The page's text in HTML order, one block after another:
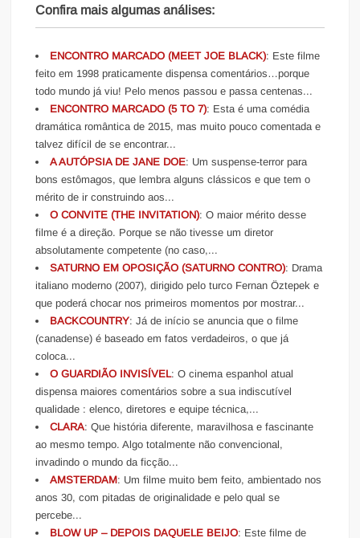
Confira mais algumas análises:
ENCONTRO MARCADO (MEET JOE BLACK): Este filme
feito em 1998 praticamente dispensa comentários…porque
todo mundo já viu! Pelo menos passou e passa centenas...
ENCONTRO MARCADO (5 TO 7): Esta é uma comédia
dramática romântica de 2015, mas muito pouco comentada e
talvez difícil de se encontrar...
A AUTÓPSIA DE JANE DOE: Um suspense-terror para
bons estômagos, que lembra alguns clássicos e que tem o
mérito de ir construindo aos...
O CONVITE (THE INVITATION): O maior mérito desse
filme é a direção. Porque se não tivesse um diretor
absolutamente competente (no caso,...
SATURNO EM OPOSIÇÃO (SATURNO CONTRO): Drama
italiano moderno (2007), dirigido pelo turco Fernan Öztepek e
que poderá chocar nos primeiros momentos por mostrar...
BACKCOUNTRY: Já de início se anuncia que o filme
(canadense) é baseado em fatos verdadeiros, o que já
coloca...
O GUARDIÃO INVISÍVEL: O cinema espanhol atual
dispensa maiores comentários sobre a sua indiscutível
qualidade : elenco, diretores e equipe técnica,...
CLARA: Que história diferente, maravilhosa e fascinante
ao mesmo tempo. Algo totalmente não convencional,
invadindo o mundo da ficção...
AMSTERDAM: Um filme muito bem feito, ambientado nos
anos 30, com pitadas de originalidade e pelo qual se
percebe...
BLOW UP – DEPOIS DAQUELE BEIJO: Este filme de